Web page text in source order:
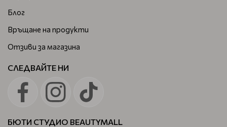
Блог
Връщане на продукти
Отзиви за магазина
СЛЕДВАЙТЕ НИ
БЮТИ СТУДИО BEAUTYMALL